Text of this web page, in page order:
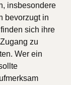
insbesondere
bevorzugt in
sich ihre
zu
Wer ein